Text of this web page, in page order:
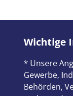
Wichtige
* Unsere
Gewerbe,
Behörden,